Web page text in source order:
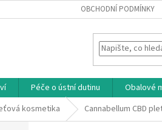
OBCHODNÍ PODMÍNKY
Péče o ústní dutinu Obalové
kosmetika Cannabellum CBD